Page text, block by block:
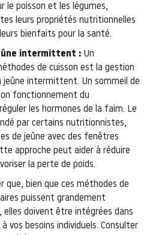
le poisson et les légumes,
leurs propriétés nutritionnelles
bienfaits pour la santé.
intermittent : Un
de cuisson est la gestion
jeûne intermittent. Un sommeil de
fonctionnement du
les hormones de la faim. Le
par certains nutritionnistes,
de jeûne avec des fenêtres
approche peut aider à réduire
la perte de poids.
que, bien que ces méthodes de
puissent grandement
elles doivent être intégrées dans
vos besoins individuels. Consulter